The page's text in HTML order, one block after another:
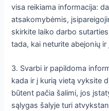
visa reikiama informacija:
atsakomybėmis,
skirkite laiko darbo
tada, kai neturite abejonių
3. Svarbi ir papildoma
kada ir į kurią vietą vyksite
būtent pačia šalimi, jos
sąlygas šalyje turi